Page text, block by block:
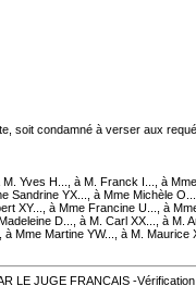
soit condamné à verser aux
Yves H..., à M. Franck I..., à
YX..., à Mme Michèle
XY..., à Mme Francine U..., à
D..., à M. Carl XX..., à M.
Mme Martine YW..., à M.
LE JUGE FRANCAIS -